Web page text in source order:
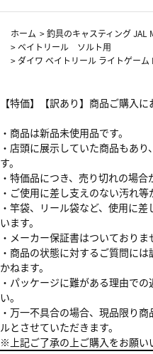
ホーム >釣具のキャスティング JAL
>ベイトリール ソルト用
> ダイワ ベイトリール ライトゲーム
【特価】【訳あり】商品ご購入
・商品は新品未使用品です。
・店頭に展示していた商品もあ
す。
・特価品につき、売り切れの場合
・ご使用に差し支えのない汚れ等
・竿袋、リール袋など、使用に
います。
・メーカー保証書はついておりま
・商品の状態に対するご質問に
かねます。
・パッケージに難がある理由で
い。
・万一不具合の場合、現品限り
ルとさせていただきます。
※上記ご了承の上ご購入をお願い